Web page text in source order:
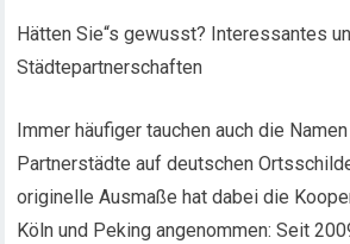
Hätten Sie“s gewusst? Interessantes
Städtepartnerschaften
Immer häufiger tauchen auch die
Partnerstädte auf deutschen
originelle Ausmaße hat dabei die
Köln und Peking angenommen: Seit